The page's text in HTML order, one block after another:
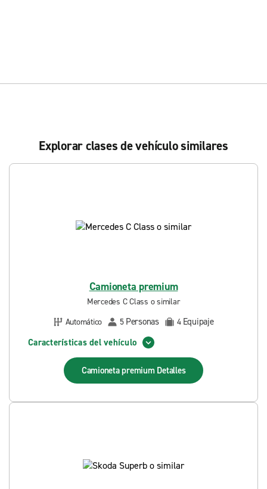
Explorar clases de vehículo similares
Camioneta premium
Mercedes C Class o similar
Automático
5 Personas 4 Equipaje
Características del vehículo
Camioneta premium Detalles